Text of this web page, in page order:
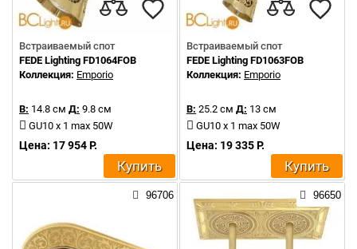
Встраиваемый спот
FEDE Lighting FD1064FOB
Коллекция: Emporio
В: 14.8 см Д: 9.8 см
GU10 x 1 max 50W
Цена: 17 954 Р.
Купить
Встраиваемый спот
FEDE Lighting FD1063FOB
Коллекция: Emporio
В: 25.2 см Д: 13 см
GU10 x 1 max 50W
Цена: 19 335 Р.
Купить
96706 96650